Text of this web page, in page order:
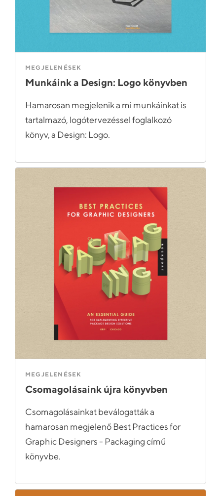
MEGJELENÉSEK
Munkáink a Design: Logo könyvben
Hamarosan megjelenik a mi munkáinkat is
tartalmazó, logótervezéssel foglalkozó
könyv, a Design: Logo.
MEGJELENÉSEK
Csomagolásaink újra könyvben
Csomagolásainkat beválogatták a
hamarosan megjelenő Best Practices for
Graphic Designers - Packaging című
könyvbe.